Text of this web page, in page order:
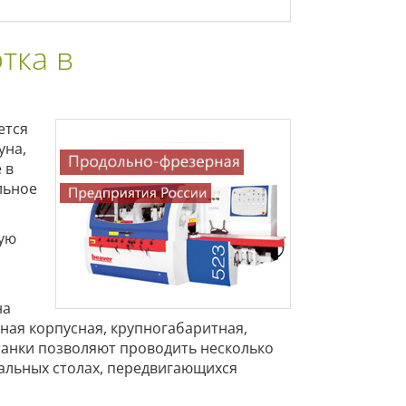
в
в
корпусная, крупногабаритная,
позволяют проводить несколько
столах, передвигающихся